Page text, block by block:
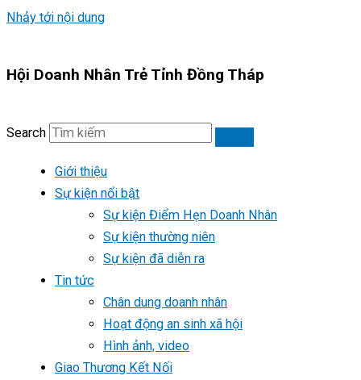
Nhảy tới nội dung
Hội Doanh Nhân Trẻ Tỉnh Đồng Tháp
Search
Giới thiệu
Sự kiện nổi bật
Sự kiện Điểm Hẹn Doanh Nhân
Sự kiện thường niên
Sự kiện đã diễn ra
Tin tức
Chân dung doanh nhân
Hoạt động an sinh xã hội
Hình ảnh, video
Giao Thương Kết Nối